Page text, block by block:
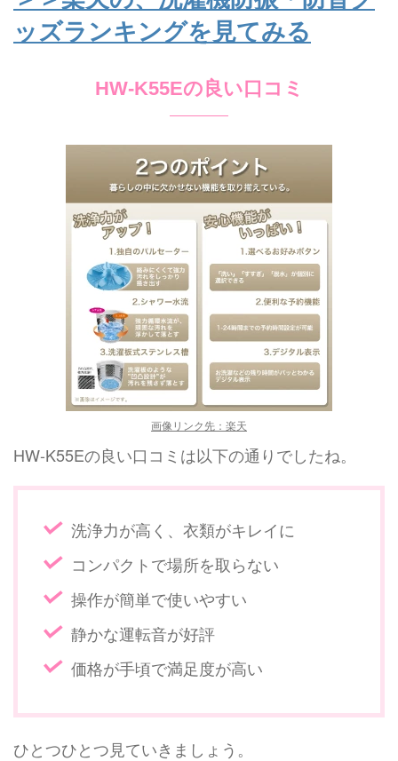
ッズランキングを見てみる
HW-K55Eの良い口コミ
画像リンク先：楽天
HW-K55Eの良い口コミは以下の通りでしたね。
洗浄力が高く、衣類がキレイに
コンパクトで場所を取らない
操作が簡単で使いやすい
静かな運転音が好評
価格が手頃で満足度が高い
ひとつひとつ見ていきましょう。